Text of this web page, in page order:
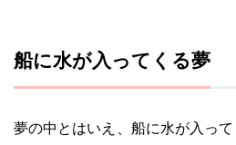
船に水が入ってくる夢
夢の中とはいえ、船に水が入っ